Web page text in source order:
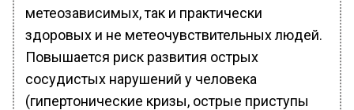
метеозависимых, так и практически
здоровых и не метеочувствительных людей.
Повышается риск развития острых
сосудистых нарушений у человека
(гипертонические кризы, острые приступы